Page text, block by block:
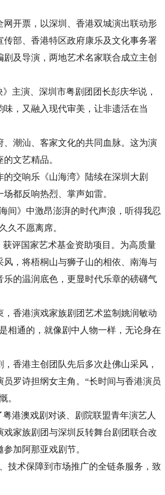
开票，以深圳、香港双城演出联动形
部、香港特区政府康乐及文化事务署
及导演，两地艺术名家联合成立主创
主演、深圳市粤剧团团长彭庆华说，
，又融入现代审美，让非遗活在当
潮汕、客家文化的共同血脉。这为演
文艺精品。
交响乐《山海湾》陆续在深圳大剧
都反响热烈、掌声如雷。
》中激昂澎湃的时代声浪，听得我忍
久不愿离席。
评国家艺术基金资助项目。为高质量
，将梧桐山与狮子山的相依、南海与
的温润底色，更显时代乐章的磅礴气
香港演戏家族剧团艺术监制姚润敏动
相通的，就像剧中人物一样，无论身在
香港主创团队先后多次赴佛山采风，
罗诗担纲女主角。“长时间与香港演员
。
港澳戏剧对谈、剧院联盟青年演艺人
家族剧团与深圳反转舞台剧团联合改
加阿那亚戏剧节。
术保障到市场推广的全链条服务，致